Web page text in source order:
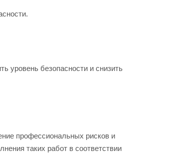
уровень безопасности и снизить
профессиональных рисков и
таких работ в соответствии